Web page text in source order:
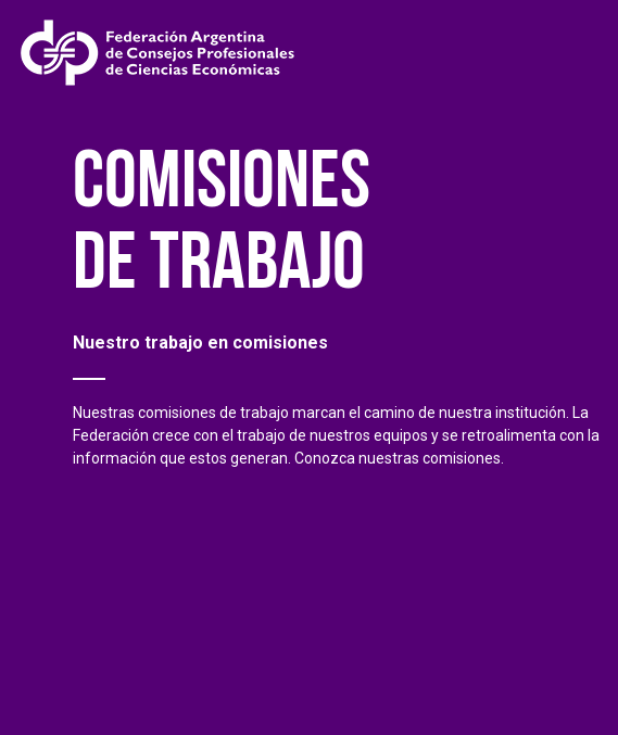
COMISIONES
DE TRABAJO
Nuestro trabajo en comisiones
Nuestras comisiones de trabajo marcan el camino de nuestra institución. La
Federación crece con el trabajo de nuestros equipos y se retroalimenta con la
información que estos generan. Conozca nuestras comisiones.